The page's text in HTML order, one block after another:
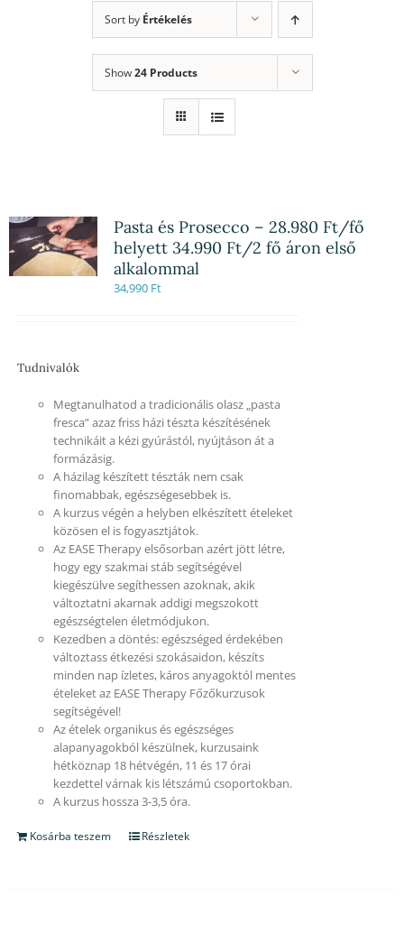
Sort by Értékelés
Show24 Products
Pasta és Prosecco – 28.980 Ft/fő
helyett 34.990 Ft/2 fő áron első
alkalommal
34,990 Ft
Tudnivalók
Megtanulhatod a tradicionális olasz „pasta
fresca” azaz friss házi tészta készítésének
technikáit a kézi gyúrástól, nyújtáson át a
formázásig.
A házilag készített tészták nem csak
finomabbak, egészségesebbek is.
A kurzus végén a helyben elkészített ételeket
közösen el is fogyasztjátok.
Az EASE Therapy elsősorban azért jött létre,
hogy egy szakmai stáb segítségével
kiegészülve segíthessen azoknak, akik
változtatni akarnak addigi megszokott
egészségtelen életmódjukon.
Kezedben a döntés: egészséged érdekében
változtass étkezési szokásaidon, készíts
minden nap ízletes, káros anyagoktól mentes
ételeket az EASE Therapy Főzőkurzusok
segítségével!
Az ételek organikus és egészséges
alapanyagokból készülnek, kurzusaink
hétköznap 18 hétvégén, 11 és 17 órai
kezdettel várnak kis létszámú csoportokban.
A kurzus hossza 3-3,5 óra.
Kosárba teszem Részletek